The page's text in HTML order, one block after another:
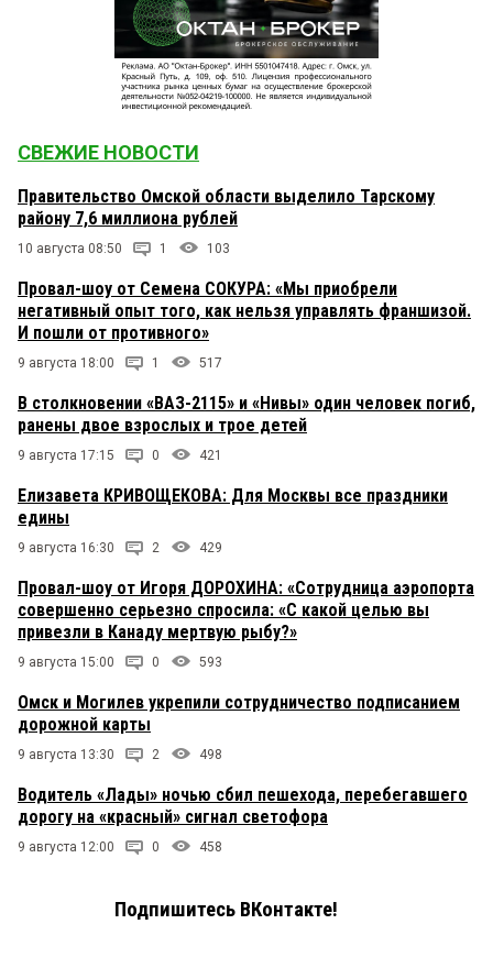
СВЕЖИЕ НОВОСТИ
Правительство Омской области выделило Тарскому
району 7,6 миллиона рублей
10 августа 08:50 1 103
Провал-шоу от Семена СОКУРА: «Мы приобрели
негативный опыт того, как нельзя управлять франшизой.
И пошли от противного»
9 августа 18:00 1 517
В столкновении «ВАЗ-2115» и «Нивы» один человек погиб,
ранены двое взрослых и трое детей
9 августа 17:15 0 421
Елизавета КРИВОЩЕКОВА: Для Москвы все праздники
едины
9 августа 16:30 2 429
Провал-шоу от Игоря ДОРОХИНА: «Сотрудница аэропорта
совершенно серьезно спросила: «С какой целью вы
привезли в Канаду мертвую рыбу?»
9 августа 15:00 0 593
Омск и Могилев укрепили сотрудничество подписанием
дорожной карты
9 августа 13:30 2 498
Водитель «Лады» ночью сбил пешехода, перебегавшего
дорогу на «красный» сигнал светофора
9 августа 12:00 0 458
Подпишитесь ВКонтакте!